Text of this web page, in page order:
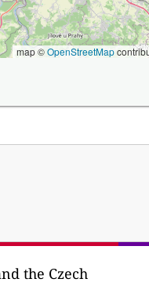
map ©OpenStreetMap
the Czech